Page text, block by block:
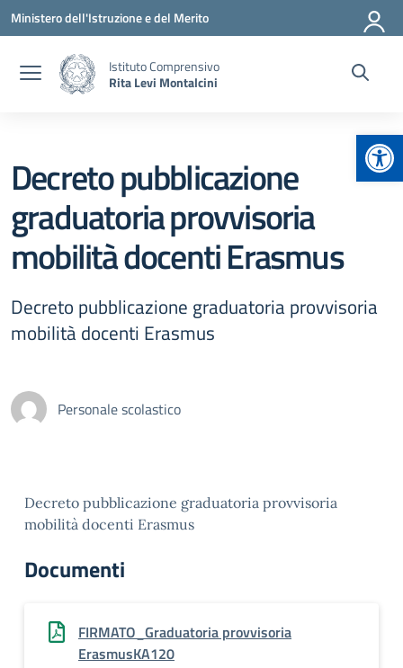
Vai ai contenuti
Vai al menu di navigazione
Vai al footer
Ministero dell'Istruzione e del Merito
Istituto Comprensivo
Rita Levi Montalcini
Decreto pubblicazione
graduatoria provvisoria
mobilità docenti Erasmus
Decreto pubblicazione graduatoria provvisoria
mobilità docenti Erasmus
Personale scolastico
Decreto pubblicazione graduatoria provvisoria
mobilità docenti Erasmus
Documenti
FIRMATO_Graduatoria provvisoria
ErasmusKA120